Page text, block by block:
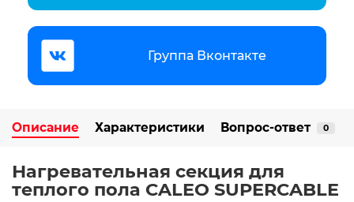
Группа Вконтакте
Описание Характеристики Вопрос-ответ 0
Нагревательная секция для
теплого пола CALEO SUPERCABLE